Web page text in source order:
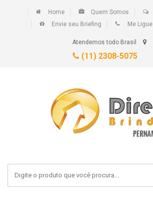
Home Quem Somos
Envie seu Briefing
Me Ligue
Atendemos todo Brasil
(11) 2308-5075